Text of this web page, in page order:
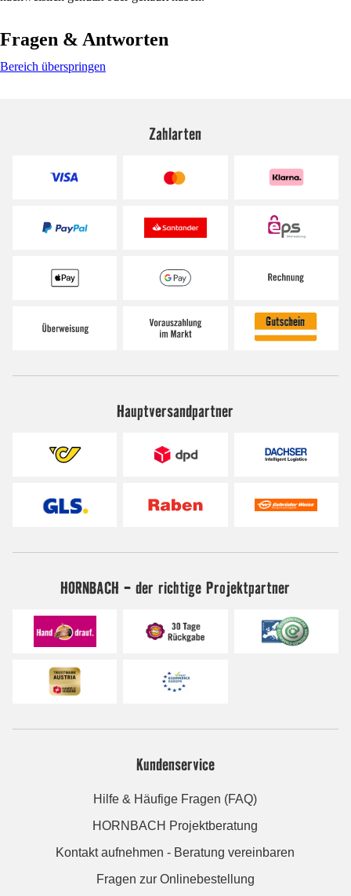
Fragen & Antworten
Bereich überspringen
Zahlarten
Hauptversandpartner
HORNBACH - der richtige Projektpartner
Kundenservice
Hilfe & Häufige Fragen (FAQ)
HORNBACH Projektberatung
Kontakt aufnehmen - Beratung vereinbaren
Fragen zur Onlinebestellung